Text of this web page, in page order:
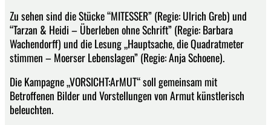
Zu sehen sind die Stücke “MITESSER” (Regie: Ulrich Greb) und
“Tarzan & Heidi – Überleben ohne Schrift” (Regie: Barbara
Wachendorff) und die Lesung „Hauptsache, die Quadratmeter
stimmen – Moerser Lebenslagen” (Regie: Anja Schoene).
Die Kampagne „VORSICHT:ArMUT“ soll gemeinsam mit
Betroffenen Bilder und Vorstellungen von Armut künstlerisch
beleuchten.